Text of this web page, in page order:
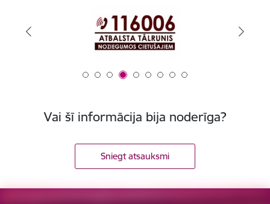
Vai šī informācija bija noderīga?
Sniegt atsauksmi